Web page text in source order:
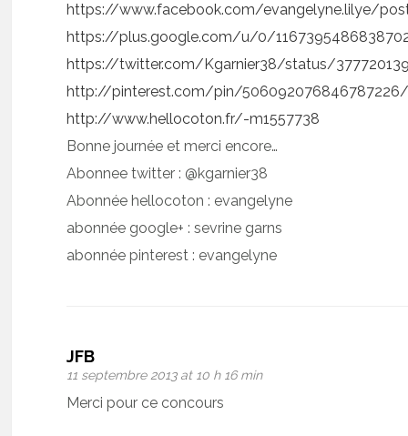
https://www.facebook.com/evangelyne.lilye/
https://plus.google.com/u/0/
https://twitter.com/Kgarnier38/status/
http://pinterest.com/pin/
http://www.hellocoton.fr/-m1557738
Bonne journée et merci encore…
Abonnee twitter : @kgarnier38
Abonnée hellocoton : evangelyne
abonnée google+ : sevrine garns
abonnée pinterest : evangelyne
JFB
11 septembre 2013 at 10 h 16 min
Merci pour ce concours